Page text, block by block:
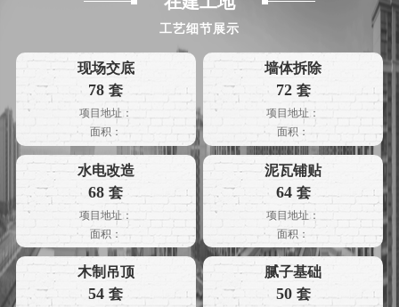
工艺细节展示
现场交底
78 套
项目地址：
面积：
墙体拆除
72 套
项目地址：
面积：
水电改造
68 套
项目地址：
面积：
泥瓦铺贴
64 套
项目地址：
面积：
木制吊顶
54 套
腻子基础
50 套